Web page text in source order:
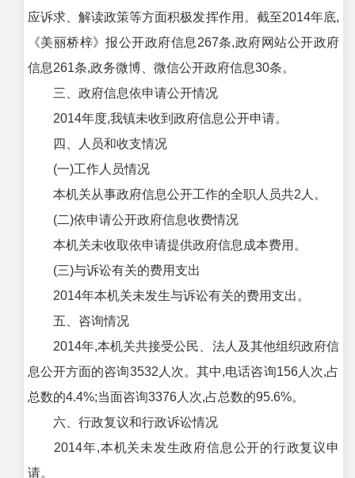
应诉求、解读政策等方面积极发挥作用。截至2014年底,
《美丽桥梓》报公开政府信息267条,政府网站公开政府
信息261条,政务微博、微信公开政府信息30条。
三、政府信息依申请公开情况
2014年度,我镇未收到政府信息公开申请。
四、人员和收支情况
(一)工作人员情况
本机关从事政府信息公开工作的全职人员共2人。
(二)依申请公开政府信息收费情况
本机关未收取依申请提供政府信息成本费用。
(三)与诉讼有关的费用支出
2014年本机关未发生与诉讼有关的费用支出。
五、咨询情况
2014年,本机关共接受公民、法人及其他组织政府信
息公开方面的咨询3532人次。其中,电话咨询156人次,占
总数的4.4%;当面咨询3376人次,占总数的95.6%。
六、行政复议和行政诉讼情况
2014年,本机关未发生政府信息公开的行政复议申
请。